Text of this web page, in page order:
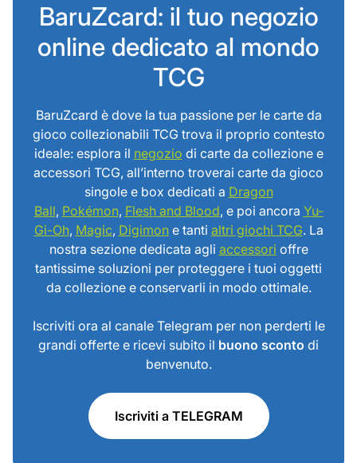
BaruZcard: il tuo negozio
online dedicato al mondo
TCG
BaruZcard è dove la tua passione per le carte da
gioco collezionabili TCG trova il proprio contesto
ideale: esplora il negozio di carte da collezione e
accessori TCG, all’interno troverai carte da gioco
singole e box dedicati a Dragon
Ball, Pokémon, Flesh and Blood, e poi ancora Yu-
Gi-Oh, Magic, Digimone tanti altri giochi TCG. La
nostra sezione dedicata agli accessori offre
tantissime soluzioni per proteggere i tuoi oggetti
da collezione e conservarli in modo ottimale.
Iscriviti ora al canale Telegram per non perderti le
grandi offerte e ricevi subito il buono sconto di
benvenuto.
Iscriviti a TELEGRAM